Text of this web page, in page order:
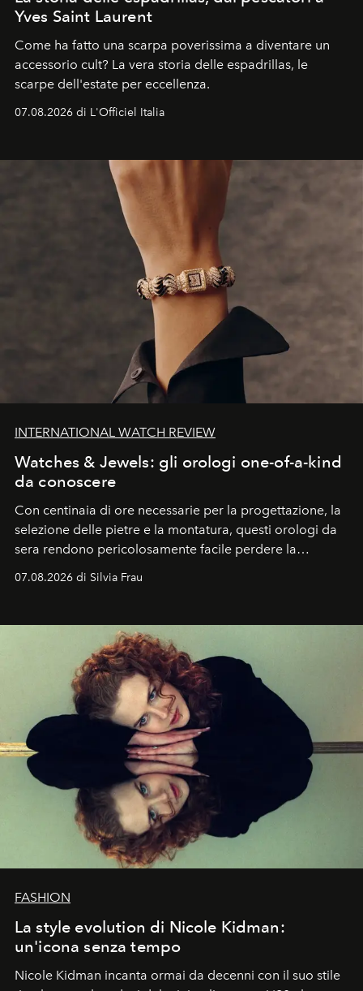
Yves Saint Laurent
Come ha fatto una scarpa poverissima a diventare un
accessorio cult? La vera storia delle espadrillas, le
scarpe dell'estate per eccellenza.
07.08.2026 di L'Officiel Italia
INTERNATIONAL WATCH REVIEW
Watches & Jewels: gli orologi one-of-a-kind
da conoscere
Con centinaia di ore necessarie per la progettazione, la
selezione delle pietre e la montatura, questi orologi da
sera rendono pericolosamente facile perdere la
cognizione del tempo. Ma con quadranti così
07.08.2026 di Silvia Frau
FASHION
La style evolution di Nicole Kidman:
un'icona senza tempo
Nicole Kidman incanta ormai da decenni con il suo stile